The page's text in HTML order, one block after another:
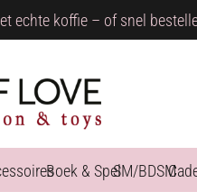
echte koffie – of snel
Boek & SpelSM/BDSM